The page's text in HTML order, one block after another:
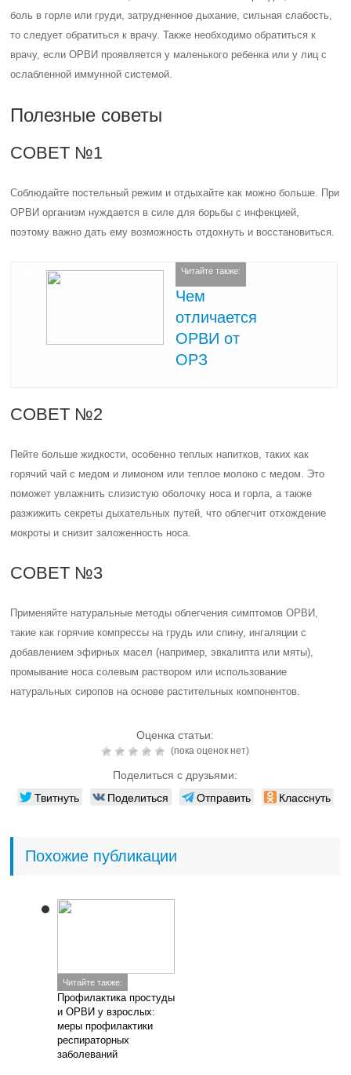
боль в горле или груди, затрудненное дыхание, сильная слабость,
то следует обратиться к врачу. Также необходимо обратиться к
врачу, если ОРВИ проявляется у маленького ребенка или у лиц с
ослабленной иммунной системой.
Полезные советы
СОВЕТ №1
Соблюдайте постельный режим и отдыхайте как можно больше. При
ОРВИ организм нуждается в силе для борьбы с инфекцией,
поэтому важно дать ему возможность отдохнуть и восстановиться.
Читайте также:
Чем
отличается
ОРВИ от
ОРЗ
СОВЕТ №2
Пейте больше жидкости, особенно теплых напитков, таких как
горячий чай с медом и лимоном или теплое молоко с медом. Это
поможет увлажнить слизистую оболочку носа и горла, а также
разжижить секреты дыхательных путей, что облегчит отхождение
мокроты и снизит заложенность носа.
СОВЕТ №3
Применяйте натуральные методы облегчения симптомов ОРВИ,
такие как горячие компрессы на грудь или спину, ингаляции с
добавлением эфирных масел (например, эвкалипта или мяты),
промывание носа солевым раствором или использование
натуральных сиропов на основе растительных компонентов.
Оценка статьи:
(пока оценок нет)
Поделиться с друзьями:
Твитнуть Поделиться Отправить Класснуть
Похожие публикации
Читайте также:
Профилактика простуды
и ОРВИ у взрослых:
меры профилактики
респираторных
заболеваний